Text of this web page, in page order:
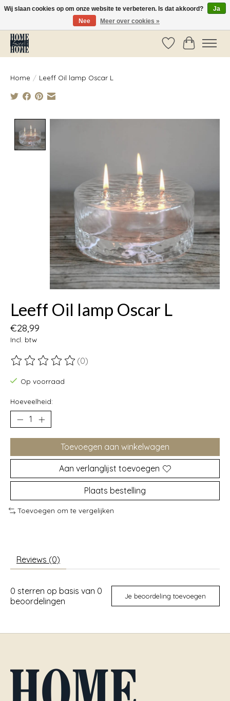
Vóór 14:00 besteld, dezelfde dag verzonden!
Verlanglijst
Home / Leeff Oil lamp Oscar L
Leeff Oil lamp Oscar L
€28,99
Incl. btw
De beoordeling van dit product is
(0)
Op voorraad
Hoeveelheid:
Toevoegen aan winkelwagen
Aan verlanglijst toevoegen
Plaats bestelling
Toevoegen om te vergelijken
Reviews (0)
0 sterren op basis van 0
beoordelingen
Je beoordeling toevoegen
Wij slaan cookies op om onze website te verbeteren. Is dat akkoord?
Ja
Nee
Meer over cookies »